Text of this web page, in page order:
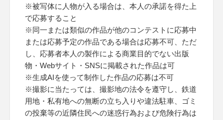
※被写体に人物が入る場合は、本人の承諾を得た上
で応募すること
※同一または類似の作品が他のコンテストに応募中
または応募予定の作品である場合は応募不可、ただ
し、応募者本人の製作による商業目的でない出版
物・Webサイト・SNSに掲載された作品は可
※生成AIを使って制作した作品の応募は不可
※撮影に当たっては、撮影地の法令を遵守し、鉄道
用地・私有地への無断の立ち入りや違法駐車、ゴミ
の投棄等の近隣住民への迷惑行為および危険行為は